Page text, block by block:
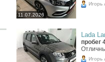
11.07.2026
Игорь
Lada
пробег
Игорь